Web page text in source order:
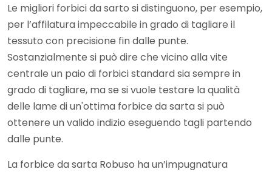
Le migliori forbici da sarto si distinguono, per esempio,
per l’affilatura impeccabile in grado di tagliare il
tessuto con precisione fin dalle punte.
Sostanzialmente si può dire che vicino alla vite
centrale un paio di forbici standard sia sempre in
grado di tagliare, ma se si vuole testare la qualità
delle lame di un'ottima forbice da sarta si può
ottenere un valido indizio eseguendo tagli partendo
dalle punte.
La forbice da sarta Robuso ha un’impugnatura